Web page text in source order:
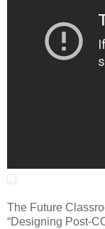
The Future
“Designing Post-